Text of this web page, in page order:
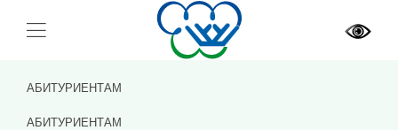
АБИТУРИЕНТАМ
АБИТУРИЕНТАМ